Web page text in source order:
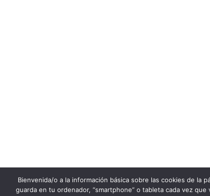
Bienvenida/o a la información básica sobre las cookies de la
guarda en tu ordenador, “smartphone” o tableta cada vez